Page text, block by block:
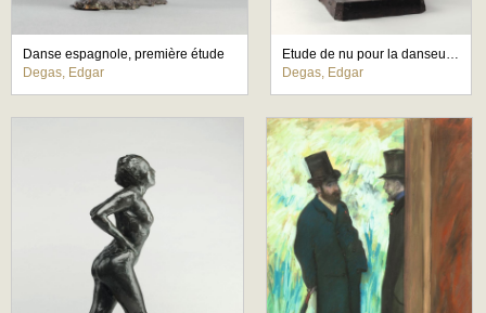
Danse espagnole, première étude
Degas, Edgar
Etude de nu pour la danseuse habillée
Degas, Edgar